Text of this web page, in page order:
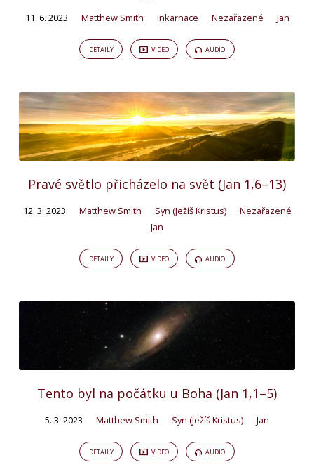
11. 6. 2023 Matthew Smith Inkarnace Nezařazené Jan
DETAILY VIDEO AUDIO
Pravé světlo přicházelo na svět (Jan 1,6–13)
12. 3. 2023 Matthew Smith Syn (Ježíš Kristus)
Nezařazené
Jan
DETAILY VIDEO AUDIO
Tento byl na počátku u Boha (Jan 1,1–5)
5. 3. 2023 Matthew Smith Syn (Ježíš Kristus) Jan
DETAILY VIDEO AUDIO